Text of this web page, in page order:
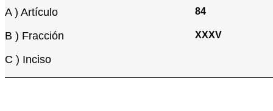
A ) Artículo 84
B ) Fracción XXXV
C ) Inciso